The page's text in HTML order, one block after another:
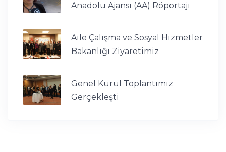
Anadolu Ajansı (AA) Röportajı
Aile Çalışma ve Sosyal Hizmetler
Bakanlığı Ziyaretimiz
Genel Kurul Toplantımız
Gerçekleşti